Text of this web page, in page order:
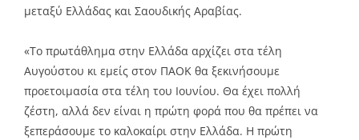
μεταξύ Ελλάδας και Σαουδικής Αραβίας.
«Το πρωτάθλημα στην Ελλάδα αρχίζει στα τέλη
Αυγούστου κι εμείς στον ΠΑΟΚ θα ξεκινήσουμε
προετοιμασία στα τέλη του Ιουνίου. Θα έχει πολλή
ζέστη, αλλά δεν είναι η πρώτη φορά που θα πρέπει να
ξεπεράσουμε το καλοκαίρι στην Ελλάδα. Η πρώτη